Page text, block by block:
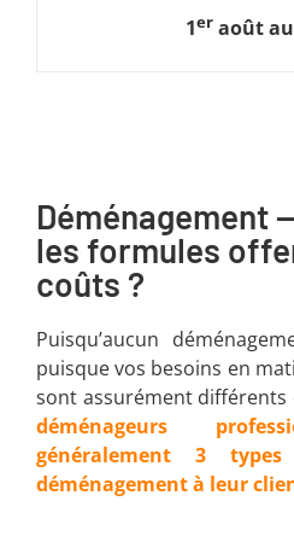
1er août
Déménagement
les formules
coûts ?
Puisqu’aucun
puisque vos besoins en
sont assurément différents
déménageurs
généralement 3
déménagement à leur